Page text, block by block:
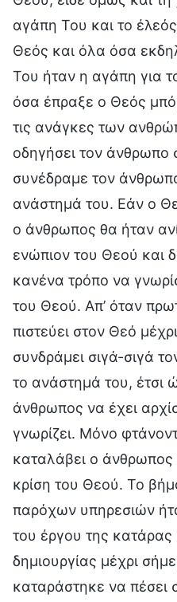
αγάπη Του και το
Θεός και όλα όσα
Του ήταν η αγάπη για
όσα έπραξε ο Θεός
τις ανάγκες των
οδηγήσει τον άνθρωπο
συνέδραμε τον
ανάστημά του. Εάν ο
ο άνθρωπος θα ήταν
ενώπιον του Θεού και
κανένα τρόπο να
του Θεού. Απ’ όταν
πιστεύει στον Θεό
συνδράμει σιγά-σιγά
το ανάστημά του, έτσι
άνθρωπος να έχει
γνωρίζει. Μόνο
καταλάβει ο άνθρωπος
κρίση του Θεού. Το
παρόχων υπηρεσιών
του έργου της
δημιουργίας μέχρι
καταράστηκε να πέσει